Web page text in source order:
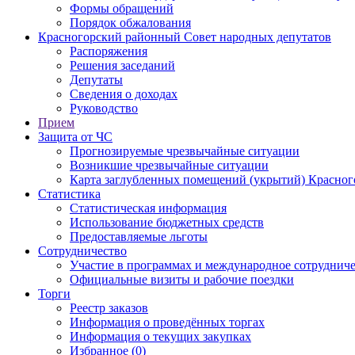
Формы обращений
Порядок обжалования
Красногорский районный Совет народных депутатов
Распоряжения
Решения заседаний
Депутаты
Сведения о доходах
Руководство
Прием
Защита от ЧС
Прогнозируемые чрезвычайные ситуации
Возникшие чрезвычайные ситуации
Карта заглубленных помещений (укрытий)
Статистика
Статистическая информация
Использование бюджетных средств
Предоставляемые льготы
Сотрудничество
Участие в программах и международное
Официальные визиты и рабочие поездки
Торги
Реестр заказов
Информация о проведённых торгах
Информация о текущих закупках
Избранное (0)